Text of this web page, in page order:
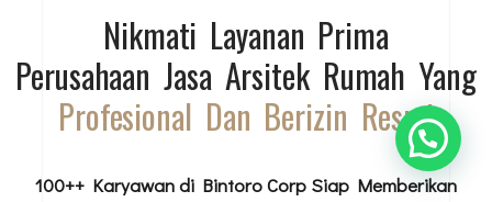
Nikmati Layanan Prima
Perusahaan Jasa Arsitek Rumah Yang
Profesional Dan Berizin Resmi
100++ Karyawan di Bintoro Corp Siap Memberikan